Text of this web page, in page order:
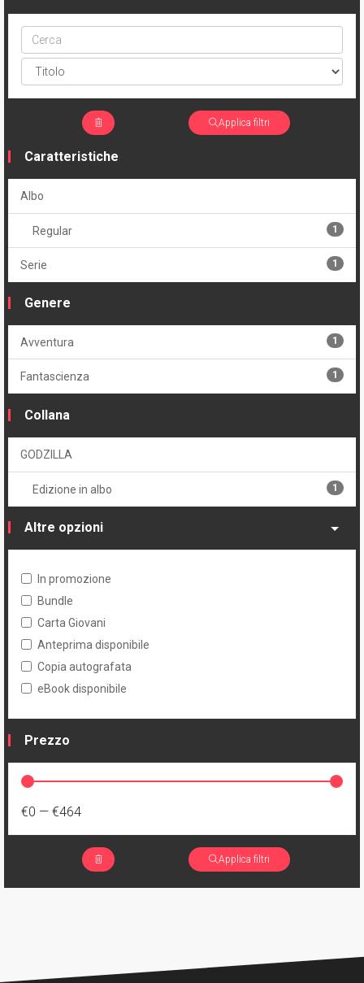
Cerca
ptype
Applica filtri
Caratteristiche
Albo
Regular 1
Serie 1
Genere
Avventura 1
Fantascienza 1
Collana
GODZILLA
Edizione in albo 1
Altre opzioni
In promozione
Bundle
Carta Giovani
Anteprima disponibile
Copia autografata
eBook disponibile
Prezzo
€0 — €464
Applica filtri